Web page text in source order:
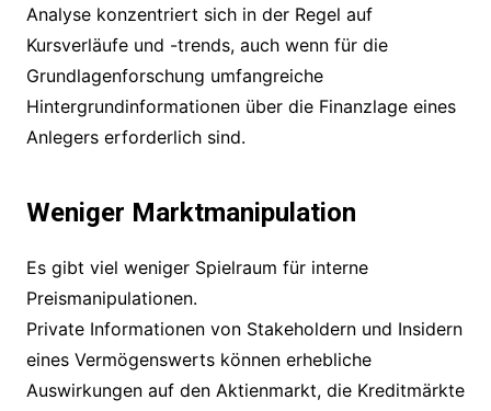
Analyse konzentriert sich in der Regel auf
Kursverläufe und -trends, auch wenn für die
Grundlagenforschung umfangreiche
Hintergrundinformationen über die Finanzlage eines
Anlegers erforderlich sind.
Weniger Marktmanipulation
Es gibt viel weniger Spielraum für interne
Preismanipulationen.
Private Informationen von Stakeholdern und Insidern
eines Vermögenswerts können erhebliche
Auswirkungen auf den Aktienmarkt, die Kreditmärkte